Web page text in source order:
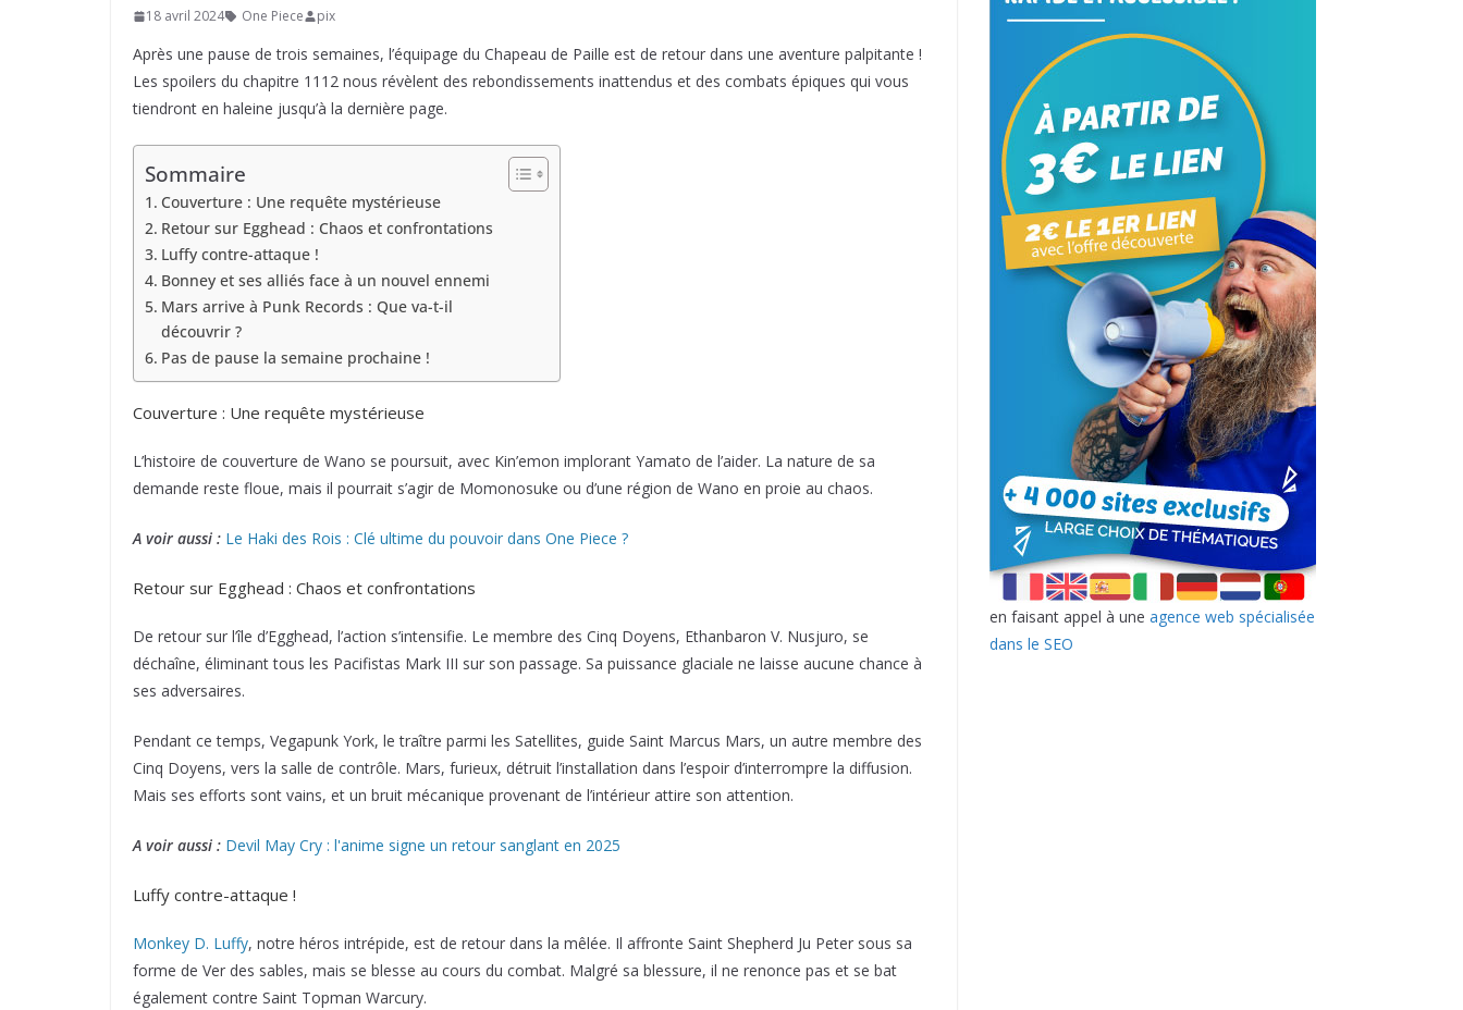
18 avril 2024 One Piece pix
Après une pause de trois semaines, l’équipage du Chapeau de Paille est de retour dans une aventure palpitante !
Les spoilers du chapitre 1112 nous révèlent des rebondissements inattendus et des combats épiques qui vous
tiendront en haleine jusqu’à la dernière page.
Sommaire
Couverture : Une requête mystérieuse
Retour sur Egghead : Chaos et confrontations
Luffy contre-attaque !
Bonney et ses alliés face à un nouvel ennemi
Mars arrive à Punk Records : Que va-t-il
découvrir ?
Pas de pause la semaine prochaine !
Couverture : Une requête mystérieuse
L’histoire de couverture de Wano se poursuit, avec Kin’emon implorant Yamato de l’aider. La nature de sa
demande reste floue, mais il pourrait s’agir de Momonosuke ou d’une région de Wano en proie au chaos.
A voir aussi : Le Haki des Rois : Clé ultime du pouvoir dans One Piece ?
Retour sur Egghead : Chaos et confrontations
De retour sur l’île d’Egghead, l’action s’intensifie. Le membre des Cinq Doyens, Ethanbaron V. Nusjuro, se
déchaîne, éliminant tous les Pacifistas Mark III sur son passage. Sa puissance glaciale ne laisse aucune chance à
ses adversaires.
Pendant ce temps, Vegapunk York, le traître parmi les Satellites, guide Saint Marcus Mars, un autre membre des
Cinq Doyens, vers la salle de contrôle. Mars, furieux, détruit l’installation dans l’espoir d’interrompre la diffusion.
Mais ses efforts sont vains, et un bruit mécanique provenant de l’intérieur attire son attention.
A voir aussi : Devil May Cry : l'anime signe un retour sanglant en 2025
Luffy contre-attaque !
Monkey D. Luffy, notre héros intrépide, est de retour dans la mêlée. Il affronte Saint Shepherd Ju Peter sous sa
forme de Ver des sables, mais se blesse au cours du combat. Malgré sa blessure, il ne renonce pas et se bat
également contre Saint Topman Warcury.
en faisant appel à une agence web spécialisée
dans le SEO